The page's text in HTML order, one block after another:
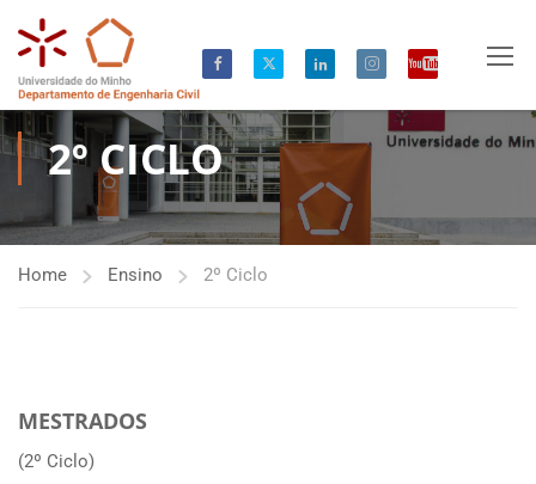
2º CICLO
Home Ensino 2º Ciclo
MESTRADOS
(2º Ciclo)